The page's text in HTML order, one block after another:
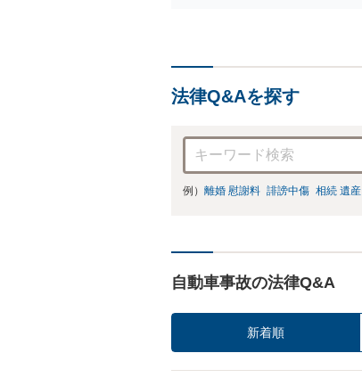
法律Q&Aを探す
例） 離婚 慰謝料 誹謗中傷 相続 遺産
自動車事故の法律Q&A
新着順